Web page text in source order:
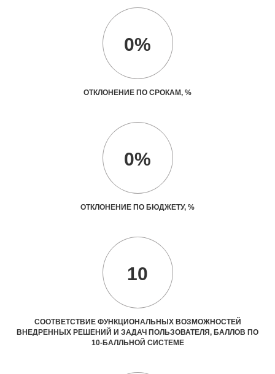
0%
ОТКЛОНЕНИЕ ПО СРОКАМ, %
0%
ОТКЛОНЕНИЕ ПО БЮДЖЕТУ, %
10
СООТВЕТСТВИЕ ФУНКЦИОНАЛЬНЫХ ВОЗМОЖНОСТЕЙ
ВНЕДРЕННЫХ РЕШЕНИЙ И ЗАДАЧ ПОЛЬЗОВАТЕЛЯ, БАЛЛОВ ПО
10-БАЛЛЬНОЙ СИСТЕМЕ